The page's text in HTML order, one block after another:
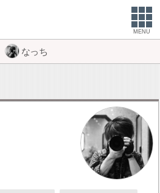
MENU
なっち